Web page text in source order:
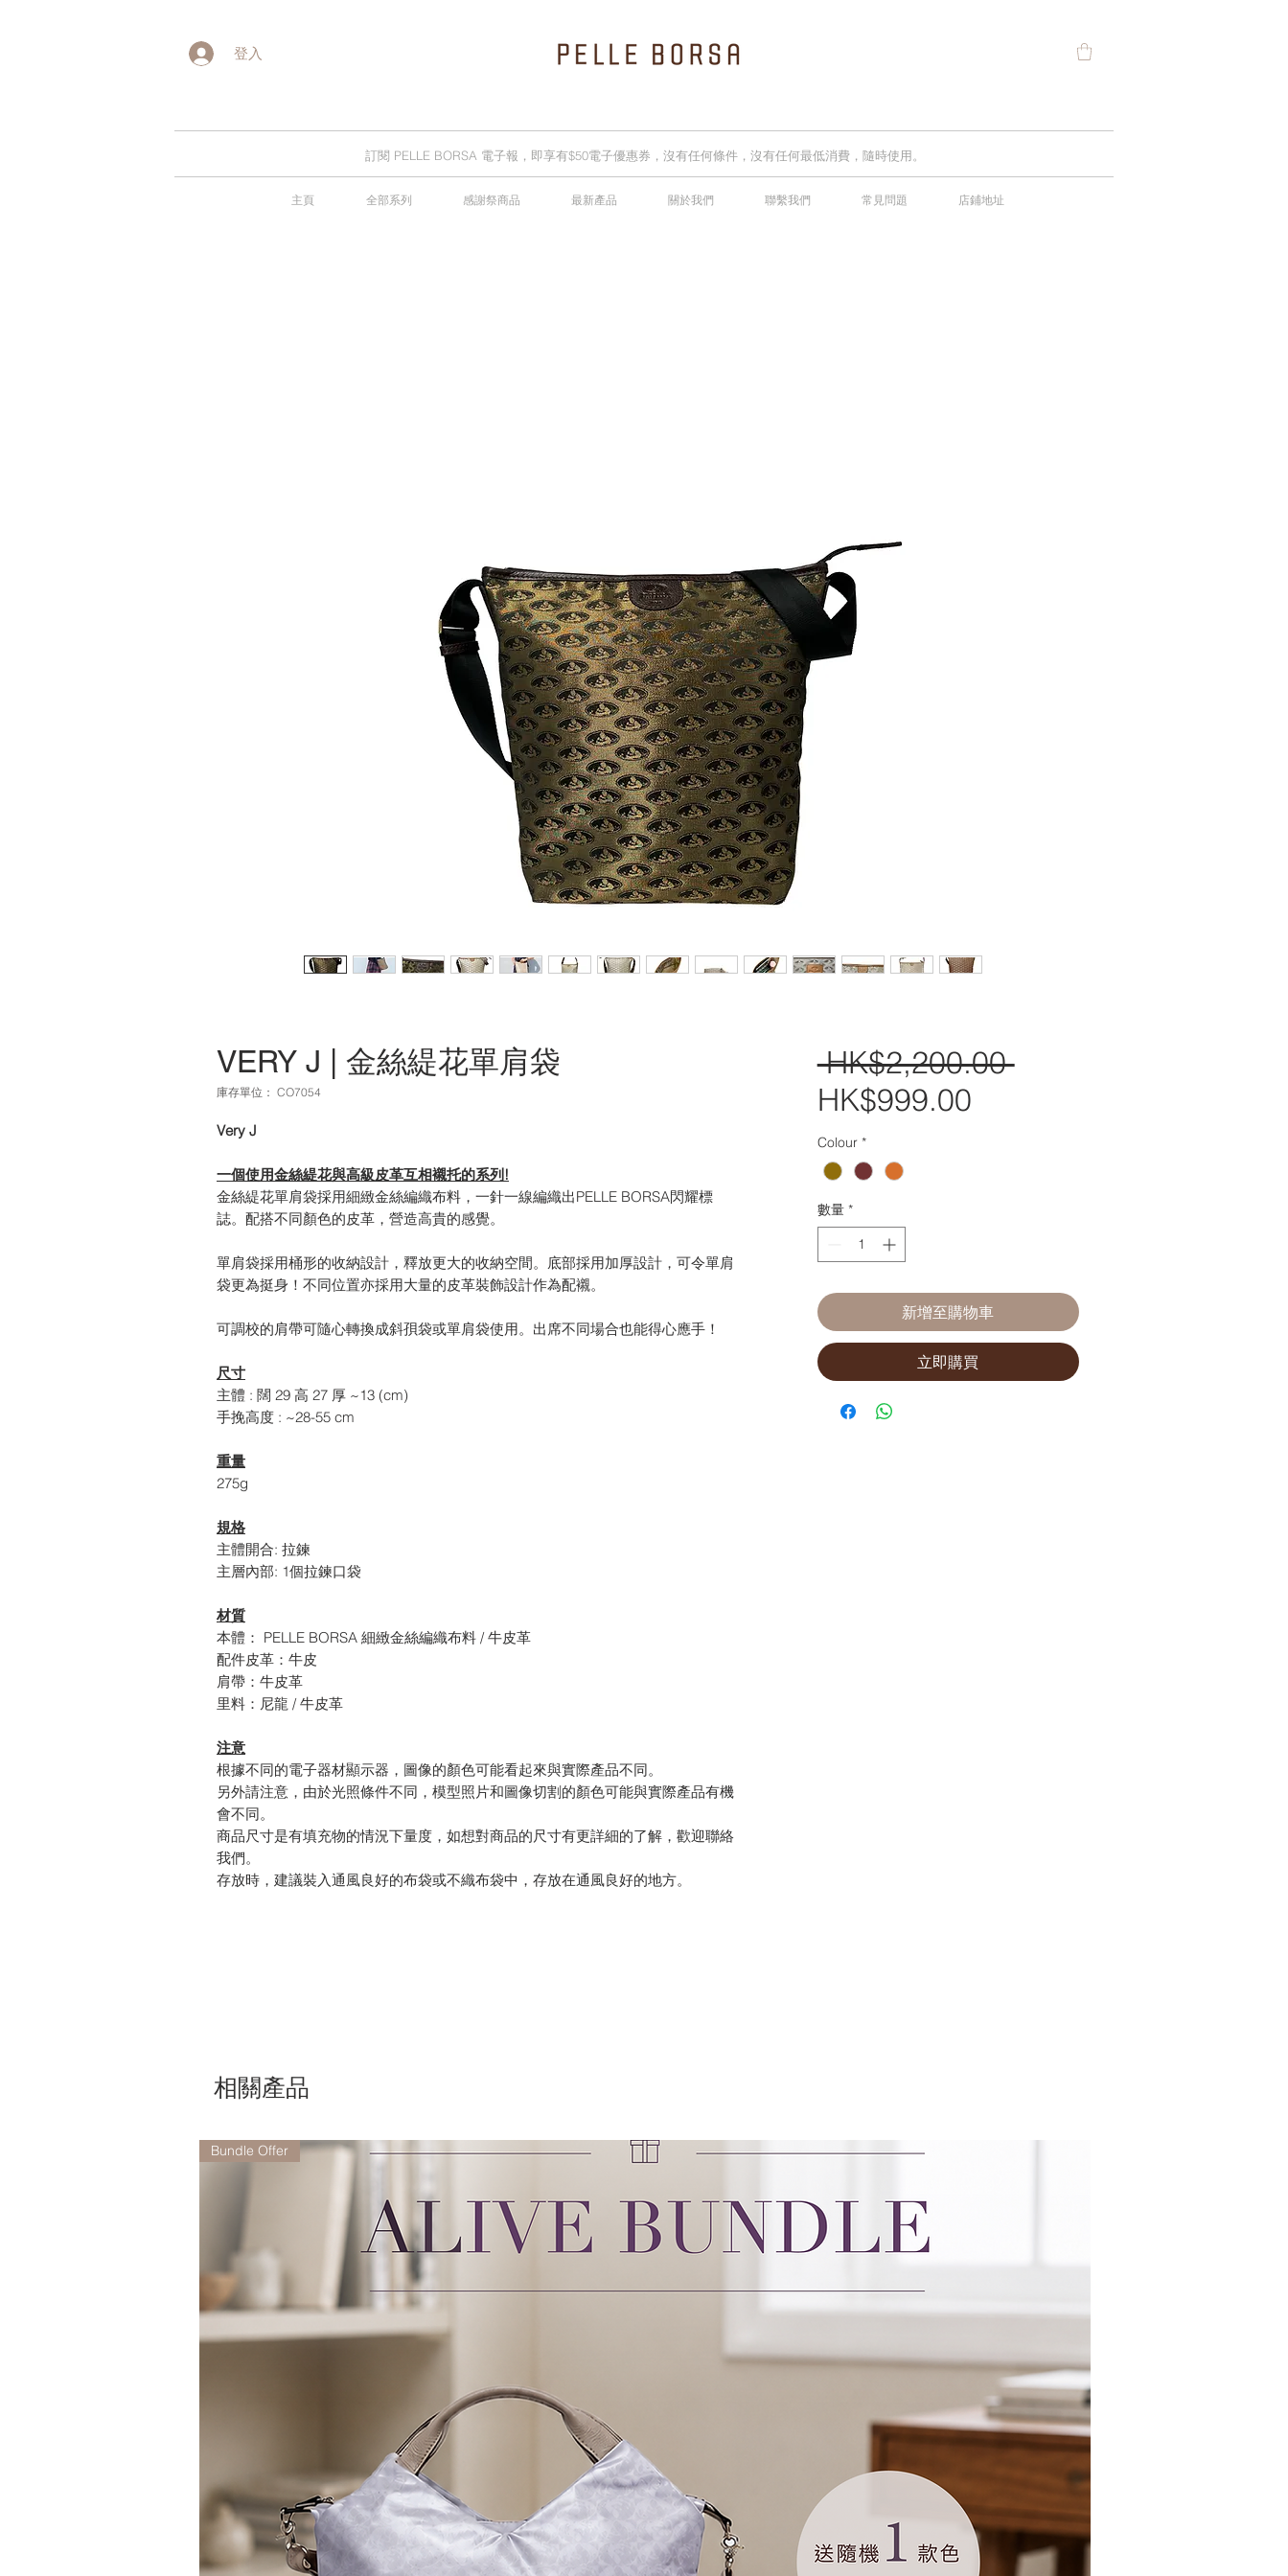
登入
訂閱 PELLE BORSA 電子報，即享有$50電子優惠券，沒有任何條件，沒有任何最低消費，隨時使用。
主頁 全部系列 感謝祭商品 最新產品 關於我們 聯繫我們 常見問題 店鋪地址
VERY J | 金絲緹花單肩袋
庫存單位： CO7054
Very J
一個使用金絲緹花與高級皮革互相襯托的系列!
金絲緹花單肩袋採用細緻金絲編織布料，一針一線編織出PELLE BORSA閃耀標
誌。配搭不同顏色的皮革，營造高貴的感覺。
單肩袋採用桶形的收納設計，釋放更大的收納空間。底部採用加厚設計，可令單肩
袋更為挺身！不同位置亦採用大量的皮革裝飾設計作為配襯。
可調校的肩帶可隨心轉換成斜孭袋或單肩袋使用。出席不同場合也能得心應手！
尺寸
主體 : 闊 29 高 27 厚 ~13 (cm)
手挽高度 : ~28-55 cm
重量
275g
規格
主體開合: 拉鍊
主層內部: 1個拉鍊口袋
材質
本體： PELLE BORSA 細緻金絲編織布料 / 牛皮革
配件皮革：牛皮
肩帶：牛皮革
里料：尼龍 / 牛皮革
注意
根據不同的電子器材顯示器，圖像的顏色可能看起來與實際產品不同。
另外請注意，由於光照條件不同，模型照片和圖像切割的顏色可能與實際產品有機
會不同。
商品尺寸是有填充物的情況下量度，如想對商品的尺寸有更詳細的了解，歡迎聯絡
我們。
存放時，建議裝入通風良好的布袋或不織布袋中，存放在通風良好的地方。
HK$2,200.00 一
HK$999.00促
Colour *
數量 *
新增至購物車
立即購買
相關產品
Bundle Offer